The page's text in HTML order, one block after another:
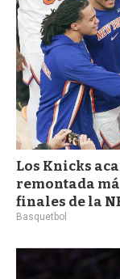
Los Knicks
remontada
finales de la
Basquetbol